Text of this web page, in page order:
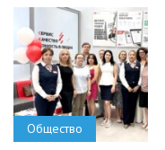
Общество